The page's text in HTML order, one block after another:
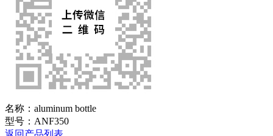
名称： aluminum bottle
型号： ANF350